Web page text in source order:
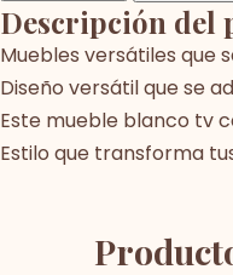
Descripción del
Muebles versátiles que
Diseño versátil que se
Este mueble blanco tv
Estilo que transforma